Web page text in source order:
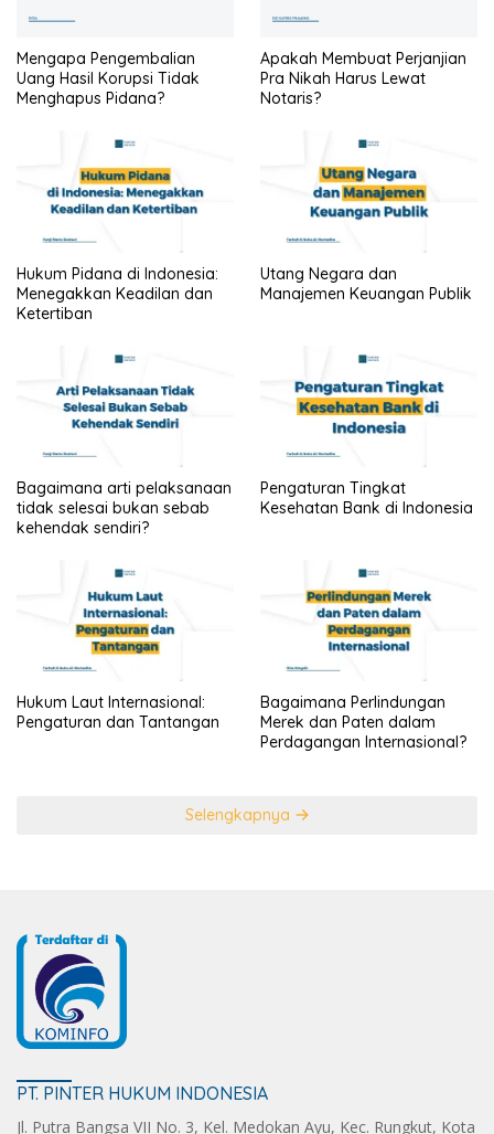
Mengapa Pengembalian
Uang Hasil Korupsi Tidak
Menghapus Pidana?
Apakah Membuat Perjanjian
Pra Nikah Harus Lewat
Notaris?
Hukum Pidana di Indonesia:
Menegakkan Keadilan dan
Ketertiban
Utang Negara dan
Manajemen Keuangan Publik
Bagaimana arti pelaksanaan
tidak selesai bukan sebab
kehendak sendiri?
Pengaturan Tingkat
Kesehatan Bank di Indonesia
Hukum Laut Internasional:
Pengaturan dan Tantangan
Bagaimana Perlindungan
Merek dan Paten dalam
Perdagangan Internasional?
Selengkapnya
PT. PINTER HUKUM INDONESIA
Jl. Putra Bangsa VII No. 3, Kel. Medokan Ayu, Kec. Rungkut, Kota